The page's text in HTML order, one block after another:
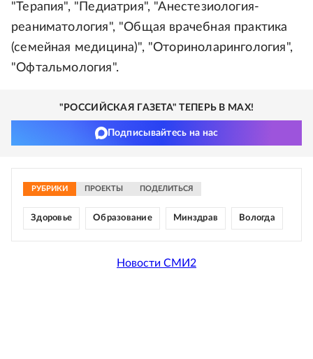
"Терапия", "Педиатрия", "Анестезиология-
реаниматология", "Общая врачебная практика
(семейная медицина)", "Оториноларингология",
"Офтальмология".
"РОССИЙСКАЯ ГАЗЕТА" ТЕПЕРЬ В MAX!
Подписывайтесь на нас
РУБРИКИ ПРОЕКТЫ ПОДЕЛИТЬСЯ
Здоровье Образование Минздрав Вологда
Новости СМИ2